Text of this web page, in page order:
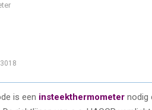
3018
is een insteekthermometer nodig